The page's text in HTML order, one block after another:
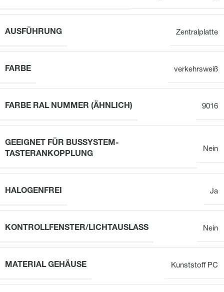
AUSFÜHRUNG Zentralplatte
FARBE verkehrsweiß
FARBE RAL NUMMER (ÄHNLICH) 9016
GEEIGNET FÜR BUSSYSTEM-
TASTERANKOPPLUNG
Nein
HALOGENFREI Ja
KONTROLLFENSTER/LICHTAUSLASS Nein
MATERIAL GEHÄUSE Kunststoff PC